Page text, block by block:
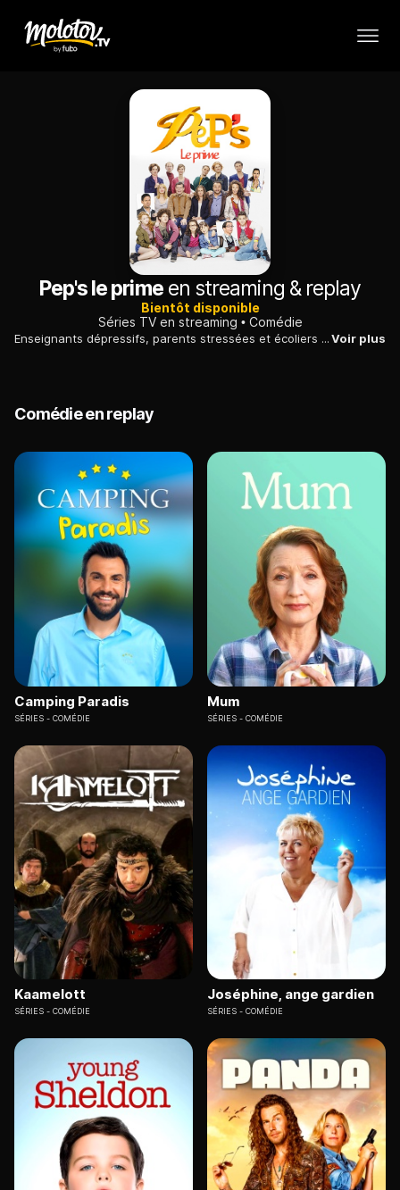
Pep's le primeen streaming & replay
Bientôt disponible
Séries TV en streaming
Comédie
Enseignants dépressifs, parents stressées et écoliers dans la lune se croisent à longueur de journée à l'école, lieu de vie et de rencontres parfois explosives.Voir plus
Comédie en replay
Camping Paradis
SÉRIES COMÉDIE
Mum
SÉRIES COMÉDIE
Kaamelott
SÉRIES COMÉDIE
Joséphine, ange gardien
SÉRIES COMÉDIE